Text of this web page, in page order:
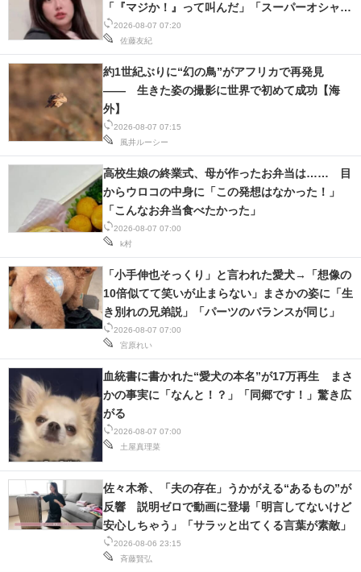
2026-08-07 07:20
佐藤友紀
「『マジか！』って叫んだ」「スーパーオシャ
レ」
2026-08-07 07:15
風井ルーシー
約1世紀ぶりに“幻の鳥”がアフリカで再発見
―― 生きた姿の撮影に世界で初めて成功【海
外】
2026-08-07 07:00
k村
高校生娘の終業式、母が作ったお弁当は…… 目
からウロコの中身に「この発想はなかった！」
「こんなお弁当食べたかった」
2026-08-07 07:00
宮原れい
「小手伸也そっくり」と言われた愛犬→「想像の
10倍似てて笑いが止まらない」まさかの姿に「生
き別れの兄弟説」「パーツのバランスが同じ」
2026-08-07 07:00
土屋真理菜
血統書に書かれた“愛犬の本名”が17万再生 まさ
かの事実に「なんと！？」「同郷です！」驚き広
がる
2026-08-06 23:15
斉藤賢弘
佐々木希、「夫の存在」うかがえる“あるもの”が
反響 説明ゼロで動画に登場「明言してないけど
安心しちゃう」「サラッと出てくる言葉が素敵」